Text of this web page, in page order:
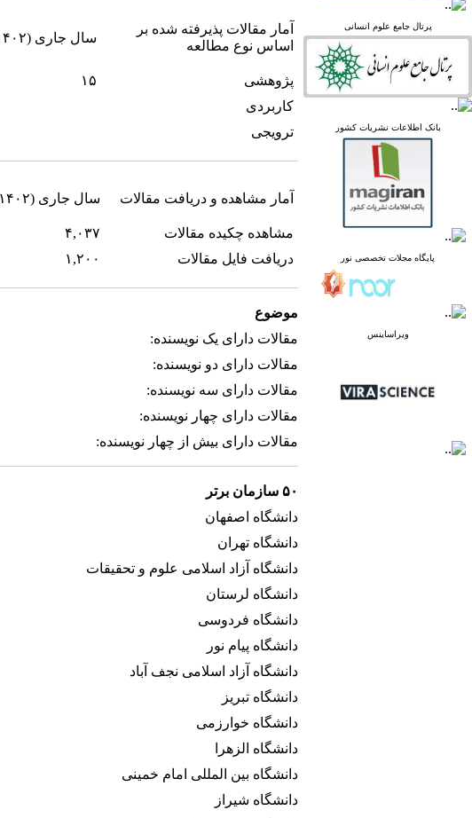
linked in
Academia
پژوهشی
پایگاه علوم استنادی جهان
اسلام
پایگاه مجلات تخصصی نور
پایگاه مرکز اطلاعات جهاد
پرتال جامع علوم انسانی
بانک اطلاعات نشریات
google scholar
virascience
Academia
پرتال جامع علوم انسانی
بانک اطلاعات نشریات کشور
پایگاه مجلات تخصصی نور
ویراساینس
آمار مقالات پذیرفته شده بر
اساس نوع مطالعه
سال جاری (۱۴۰۲)
پژوهشی
۱۵
کاربردی
ترویجی
آمار مشاهده و دریافت مقالات سال جاری (۱۴۰۲)
مشاهده چکیده مقالات
۴,۰۳۷
دریافت فایل مقالات
۱,۲۰۰
موضوع
مقالات دارای یک نویسنده:
مقالات دارای دو نویسنده:
مقالات دارای سه نویسنده:
مقالات دارای چهار نویسنده:
مقالات دارای بیش از چهار نویسنده:
۵۰ سازمان برتر
دانشگاه اصفهان
دانشگاه تهران
دانشگاه آزاد اسلامی علوم و تحقیقات
دانشگاه لرستان
دانشگاه فردوسی
دانشگاه پیام نور
دانشگاه آزاد اسلامی نجف آباد
دانشگاه تبریز
دانشگاه خوارزمی
دانشگاه الزهرا
دانشگاه بین المللی امام خمینی
دانشگاه شیراز